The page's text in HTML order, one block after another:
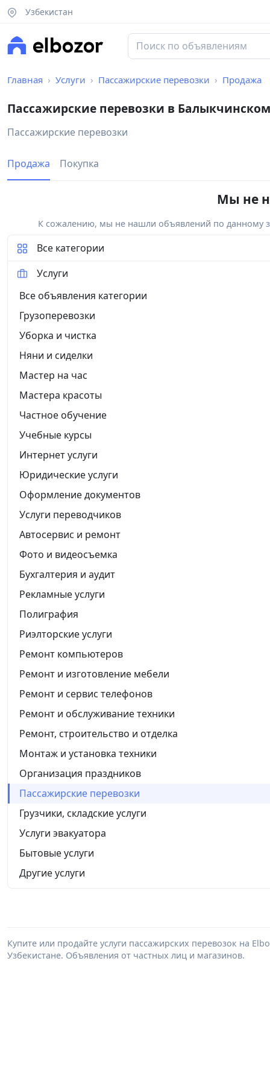
Узбекистан
Главная Услуги Пассажирские перевозки Продажа
Пассажирские перевозки в
Пассажирские перевозки
Продажа Покупка
Мы не
К сожалению, мы не нашли объявлений по данному
Все категории
Услуги
Все объявления категории
Грузоперевозки
Уборка и чистка
Няни и сиделки
Мастер на час
Мастера красоты
Частное обучение
Учебные курсы
Интернет услуги
Юридические услуги
Оформление документов
Услуги переводчиков
Автосервис и ремонт
Фото и видеосъемка
Бухгалтерия и аудит
Рекламные услуги
Полиграфия
Риэлторские услуги
Ремонт компьютеров
Ремонт и изготовление мебели
Ремонт и сервис телефонов
Ремонт и обслуживание техники
Ремонт, строительство и отделка
Монтаж и установка техники
Организация праздников
Пассажирские перевозки
Грузчики, складские услуги
Услуги эвакуатора
Бытовые услуги
Другие услуги
Купите или продайте услуги пассажирских перевозок на
Узбекистане. Объявления от частных лиц и магазинов.